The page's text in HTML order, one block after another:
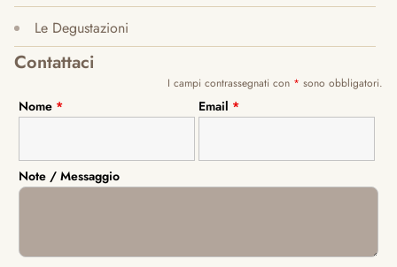
Le Degustazioni
Contattaci
I campi contrassegnati con * sono obbligatori.
Nome * Email *
Note / Messaggio